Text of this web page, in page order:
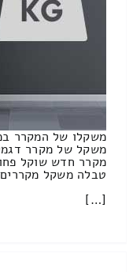
משקלו של המקרר
משקל של מקרר
מקרר חדש שוקל
טבלה משקל מקררים
[…]